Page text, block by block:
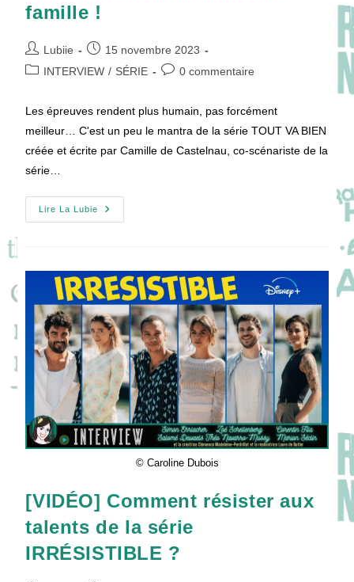
famille !
Auteur/autrice
de
Lubiie
Publication
publiée :
15 novembre 2023
PostINTERVIEW / SÉRIE
Commentaires
publication :
0 commentaire
Les épreuves rendent plus humain, pas forcément
meilleur… C'est un peu le mantra de la série TOUT VA BIEN
créée et écrite par Camille de Castelnau, co-scénariste de la
série…
Lire La Lubie
[VIDEO]
TOUT
Avec
Un
Drôle
De
Famille
!
© Caroline Dubois
[VIDÉO] Comment résister aux
talents de la série
IRRÉSISTIBLE ?